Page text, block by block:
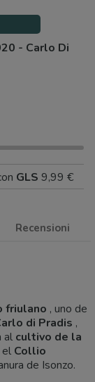
- Carlo Di
GLS 9,99 €
Recensioni
friulano , uno de
di Pradis ,
al cultivo de la
el Collio
de Isonzo.